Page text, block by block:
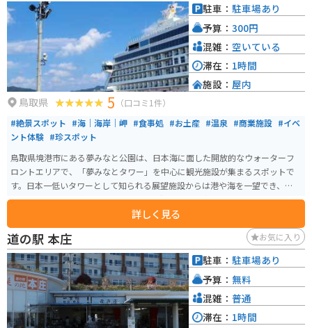
鳥取県 5 （口コミ1件）
#絶景スポット #海｜海岸｜岬 #食事処 #お土産 #温泉 #商業施設 #イベ
ント体験 #珍スポット
鳥取県境港市にある夢みなと公園は、日本海に面した開放的なウォーターフ
ロントエリアで、「夢みなとタワー」を中心に観光施設が集まるスポットで
す。日本一低いタワーとして知られる展望施設からは港や海を一望でき、ゆっ
たりとした景色を楽しめます。周辺には温泉施設や商業施設、フェリーター
ミナルもあり、散策や休憩に便利な環境が整っています。 特に豪華客船が寄
港するタイミングでは多くの人で賑わい、国際的な港町の雰囲気を感じられ
るのも魅力です。広い敷地と海沿いの道は開放感があり、バイクでの立ち寄
りにも適しており、ツーリングの休憩や景色を楽しむスポットとしてもおす
すめです。
詳しく見る
駐車： 駐車場あり
予算： 300円
混雑： 空いている
滞在： 1時間
施設： 屋内
道の駅 本庄 お気に入り
駐車： 駐車場あり
予算： 無料
混雑： 普通
滞在： 1時間